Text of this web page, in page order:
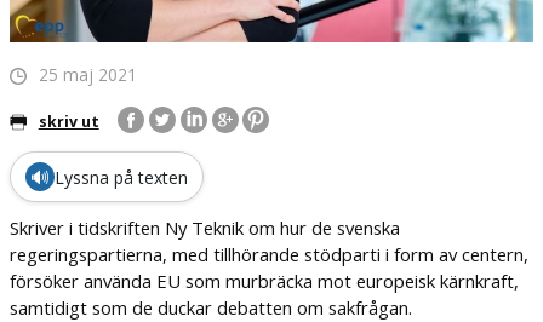
25 maj 2021
skriv ut
🔊 Lyssna på texten
Skriver i tidskriften Ny Teknik om hur de svenska
regeringspartierna, med tillhörande stödparti i form av centern,
försöker använda EU som murbräcka mot europeisk kärnkraft,
samtidigt som de duckar debatten om sakfrågan.